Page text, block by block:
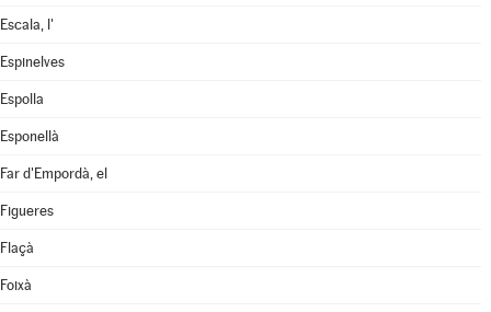
Escala, l'
Espinelves
Espolla
Esponellà
Far d'Empordà, el
Figueres
Flaçà
Foixà